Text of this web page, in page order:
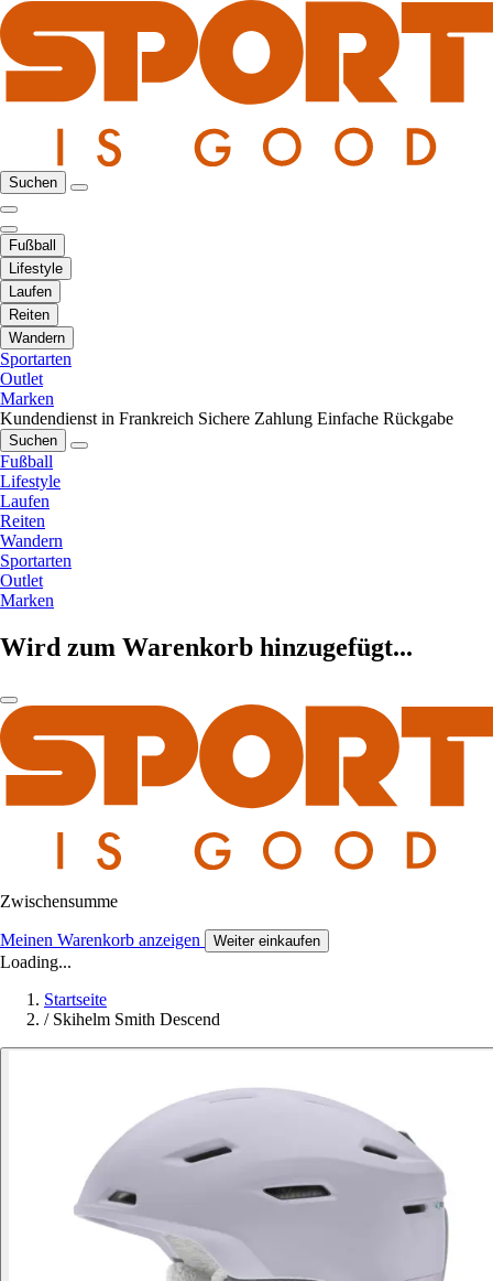
Suchen
Fußball
Lifestyle
Laufen
Reiten
Wandern
Sportarten
Outlet
Marken
Kundendienst in Frankreich Sichere Zahlung Einfache Rückgabe
Suchen
Fußball
Lifestyle
Laufen
Reiten
Wandern
Sportarten
Outlet
Marken
Wird zum Warenkorb hinzugefügt...
Zwischensumme
Meinen Warenkorb anzeigen Weiter einkaufen
Loading...
Startseite
/ Skihelm Smith Descend